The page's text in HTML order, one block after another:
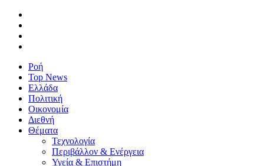
Ροή
Top News
Ελλάδα
Πολιτική
Οικονομία
Διεθνή
Θέματα
Τεχνολογία
Περιβάλλον & Ενέργεια
Υγεία & Επιστήμη